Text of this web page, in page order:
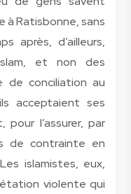
à Ratisbonne, sans
après, d’ailleurs,
et non des
de conciliation au
acceptaient ses
l’assurer, par
de contrainte en
islamistes, eux,
violente qui